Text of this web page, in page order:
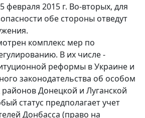
февраля 2015 г. Во-вторых, для
обе стороны отведут
комплекс мер по
В их числе -
реформы в Украине и
законодательства об особом
районов Донецкой и Луганской
статус предполагает учет
Донбасса (право на